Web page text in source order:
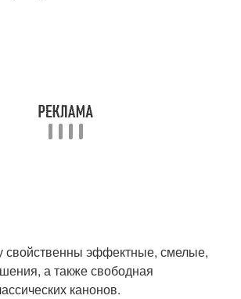
свойственны эффектные, смелые,
а также свободная
канонов.